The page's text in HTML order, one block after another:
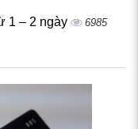
1 – 2 ngày 6985